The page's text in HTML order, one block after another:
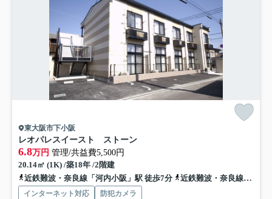
東大阪市下小阪
レオパレスイースト ストーン
6.8万円 管理/共益費5,500円
20.14㎡ (1K) /築18年 /2階建
近鉄難波・奈良線「河内小阪」駅 徒歩7分
近鉄難波・奈良線「八戸ノ里」駅 徒歩9分
インターネット対応 防犯カメラ